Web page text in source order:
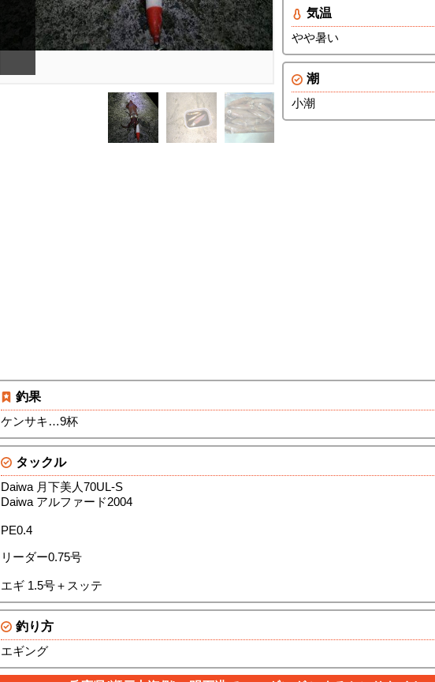
気温
やや暑い
潮
小潮
釣果
ケンサキ…9杯
タックル
Daiwa 月下美人70UL-S
Daiwa アルファード2004
PE0.4
リーダー0.75号
エギ 1.5号＋スッテ
釣り方
エギング